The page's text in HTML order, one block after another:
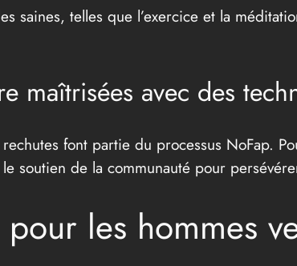
saines, telles que l’exercice et la
maîtrisées avec des
font partie du processus NoFap.
soutien de la communauté pour
les hommes